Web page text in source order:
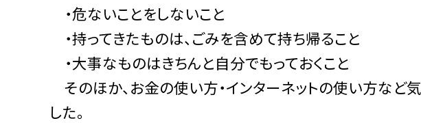
・危ないことをしないこと
・持ってきたものは、ごみを含めて持ち帰ること
・大事なものはきちんと自分でもっておくこと
そのほか、お金の使い方・インターネットの使い方など
した。